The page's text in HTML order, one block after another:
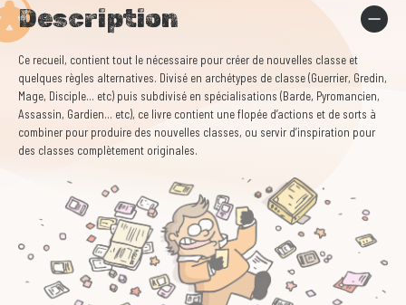
Description
Ce recueil, contient tout le nécessaire pour créer de nouvelles classe et
quelques règles alternatives. Divisé en archétypes de classe (Guerrier, Gredin,
Mage, Disciple... etc) puis subdivisé en spécialisations (Barde, Pyromancien,
Assassin, Gardien... etc), ce livre contient une flopée d’actions et de sorts à
combiner pour produire des nouvelles classes, ou servir d’inspiration pour
des classes complètement originales.